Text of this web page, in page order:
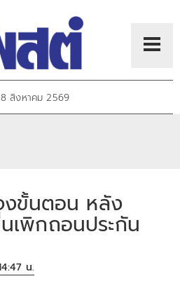
8 สิงหาคม 2569
งขั้นตอน หลัง
เพิกถอนประกัน
น.